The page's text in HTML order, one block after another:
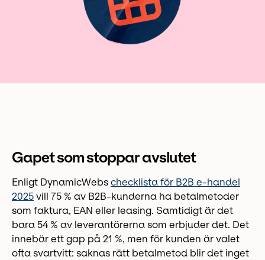
Gapet som stoppar avslutet
Enligt DynamicWebs checklista för B2B e-handel
2025 vill 75 % av B2B-kunderna ha betalmetoder
som faktura, EAN eller leasing. Samtidigt är det
bara 54 % av leverantörerna som erbjuder det. Det
innebär ett gap på 21 %, men för kunden är valet
ofta svartvitt: saknas rätt betalmetod blir det inget